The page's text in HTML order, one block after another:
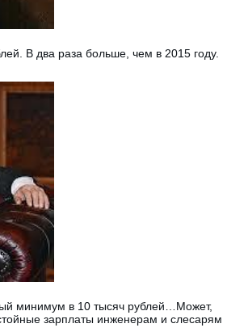
В два раза больше, чем в 2015 году.
минимум в 10 тысяч рублей…Может,
зарплаты инженерам и слесарям